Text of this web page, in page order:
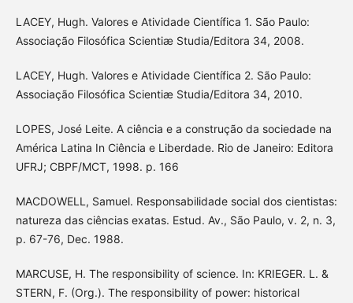
LACEY, Hugh. Valores e Atividade Científica 1. São Paulo:
Associação Filosófica Scientiæ Studia/Editora 34, 2008.
LACEY, Hugh. Valores e Atividade Científica 2. São Paulo:
Associação Filosófica Scientiæ Studia/Editora 34, 2010.
LOPES, José Leite. A ciência e a construção da sociedade na
América Latina In Ciência e Liberdade. Rio de Janeiro: Editora
UFRJ; CBPF/MCT, 1998. p. 166
MACDOWELL, Samuel. Responsabilidade social dos cientistas:
natureza das ciências exatas. Estud. Av., São Paulo, v. 2, n. 3,
p. 67-76, Dec. 1988.
MARCUSE, H. The responsibility of science. In: KRIEGER. L. &
STERN, F. (Org.). The responsibility of power: historical